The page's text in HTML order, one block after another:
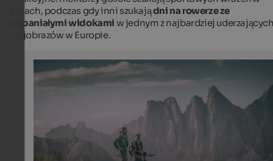
Biking at Mt. Plose
View of the Nature Park Puez Geisler
Brixen Tourismus - Manuel Kottersteger
górach, podczas gdy inni szukajądni na rowerze ze
wspaniałymi widokami w jednym z najbardziej
krajobrazów w Europie.